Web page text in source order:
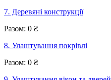
7. Деревяні конструкції
Разом: 0 ₴
8. Улаштування покрівлі
Разом: 0 ₴